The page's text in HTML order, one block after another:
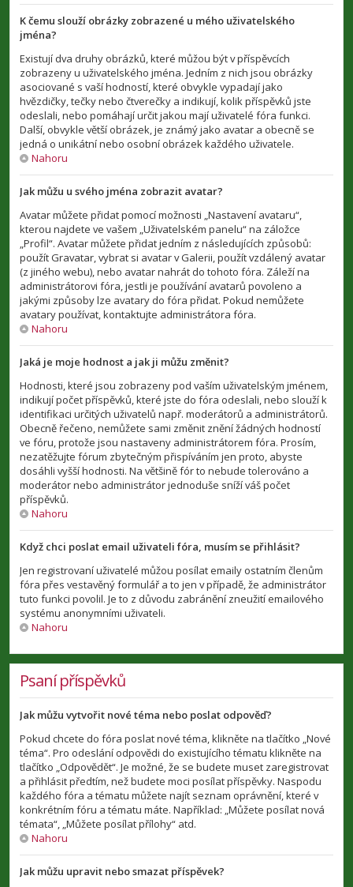
K čemu slouží obrázky zobrazené u mého uživatelského
jména?
Existují dva druhy obrázků, které můžou být v příspěvcích
zobrazeny u uživatelského jména. Jedním z nich jsou obrázky
asociované s vaší hodností, které obvykle vypadají jako
hvězdičky, tečky nebo čtverečky a indikují, kolik příspěvků jste
odeslali, nebo pomáhají určit jakou mají uživatelé fóra funkci.
Další, obvykle větší obrázek, je známý jako avatar a obecně se
jedná o unikátní nebo osobní obrázek každého uživatele.
Nahoru
Jak můžu u svého jména zobrazit avatar?
Avatar můžete přidat pomocí možnosti „Nastavení avataru“,
kterou najdete ve vašem „Uživatelském panelu“ na záložce
„Profil“. Avatar můžete přidat jedním z následujících způsobů:
použít Gravatar, vybrat si avatar v Galerii, použít vzdálený avatar
(z jiného webu), nebo avatar nahrát do tohoto fóra. Záleží na
administrátorovi fóra, jestli je používání avatarů povoleno a
jakými způsoby lze avatary do fóra přidat. Pokud nemůžete
avatary používat, kontaktujte administrátora fóra.
Nahoru
Jaká je moje hodnost a jak ji můžu změnit?
Hodnosti, které jsou zobrazeny pod vaším uživatelským jménem,
indikují počet příspěvků, které jste do fóra odeslali, nebo slouží k
identifikaci určitých uživatelů např. moderátorů a administrátorů.
Obecně řečeno, nemůžete sami změnit znění žádných hodností
ve fóru, protože jsou nastaveny administrátorem fóra. Prosím,
nezatěžujte fórum zbytečným přispíváním jen proto, abyste
dosáhli vyšší hodnosti. Na většině fór to nebude tolerováno a
moderátor nebo administrátor jednoduše sníží váš počet
příspěvků.
Nahoru
Když chci poslat email uživateli fóra, musím se přihlásit?
Jen registrovaní uživatelé můžou posílat emaily ostatním členům
fóra přes vestavěný formulář a to jen v případě, že administrátor
tuto funkci povolil. Je to z důvodu zabránění zneužití emailového
systému anonymními uživateli.
Nahoru
Psaní příspěvků
Jak můžu vytvořit nové téma nebo poslat odpověď?
Pokud chcete do fóra poslat nové téma, klikněte na tlačítko „Nové
téma“. Pro odeslání odpovědi do existujícího tématu klikněte na
tlačítko „Odpovědět“. Je možné, že se budete muset zaregistrovat
a přihlásit předtím, než budete moci posílat příspěvky. Naspodu
každého fóra a tématu můžete najít seznam oprávnění, které v
konkrétním fóru a tématu máte. Například: „Můžete posílat nová
témata“, „Můžete posílat přílohy“ atd.
Nahoru
Jak můžu upravit nebo smazat příspěvek?